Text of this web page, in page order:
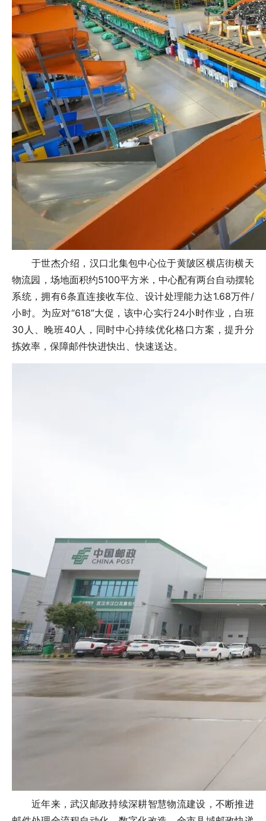
于世杰介绍，汉口北集包中心位于黄陂区横店街横天
物流园，场地面积约5100平方米，中心配有两台自动摆轮
系统，拥有6条直连接收车位、设计处理能力达1.68万件/
小时。为应对“618”大促，该中心实行24小时作业，白班
30人、晚班40人，同时中心持续优化格口方案，提升分
拣效率，保障邮件快进快出、快速送达。
近年来，武汉邮政持续深耕智慧物流建设，不断推进